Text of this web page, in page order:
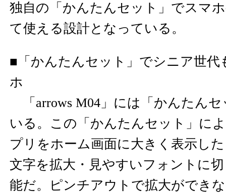
独自の「かんたんセット」でスマ
て使える設計となっている。
■「かんたんセット」でシニア世代
ホ
「arrows M04」には「かんたん
いる。この「かんたんセット」に
プリをホーム画面に大きく表示し
文字を拡大・見やすいフォントに
能だ。ピンチアウトで拡大ができ